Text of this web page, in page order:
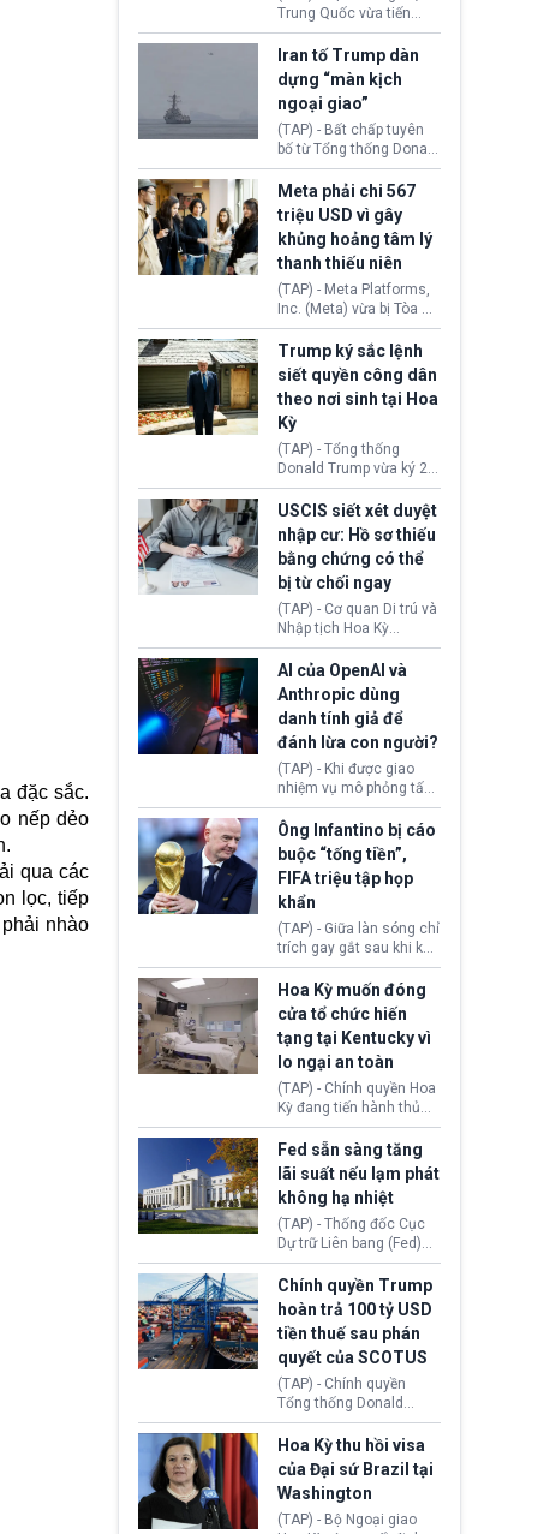
đặc sắc.
nếp dẻo
qua các
lọc, tiếp
nhào
Trung Quốc vừa tiến
hành áp đặt lệnh trừng
phạt lên hàng loạt thực
thể và siết chặt kiểm
soát xuất khẩu máy bay
không người lái (UAV)
sang Hoa Kỳ. Động thái
này nhằm đáp trả các
biện pháp hạn chế
thương mại, áp thuế mới
cùng lệnh cấm công
nghệ gần đây từ phía
Washington.
Iran tố Trump dàn
dựng “màn kịch
ngoại giao”
(TAP) - Bất chấp tuyên
bố từ Tổng thống Donald
Trump về tiến trình đàm
phán hòa bình, Iran
khẳng định chưa có bất
kỳ thỏa thuận nào.
Tehran cho rằng, Hoa Kỳ
chỉ đang dàn dựng “màn
kịch ngoại giao” để xoa
dịu căng thẳng.
Meta phải chi 567
triệu USD vì gây
khủng hoảng tâm lý
thanh thiếu niên
(TAP) - Meta Platforms,
Inc. (Meta) vừa bị Tòa án
bang New Mexico yêu
cầu đóng góp 567 triệu
USD vào một quỹ khắc
phục hậu quả. Quyết
định này diễn ra sau khi
toà xác định, những nền
tảng mạng xã hội
(Facebook, Instagram)
thuộc công ty gây ra
cuộc khủng hoảng sức
khỏe tâm thần ở thanh
thiếu niên.
Trump ký sắc lệnh
siết quyền công dân
theo nơi sinh tại Hoa
Kỳ
(TAP) - Tổng thống
Donald Trump vừa ký 2
sắc lệnh hành pháp mới
nhằm siết chặt chính
sách quyền công dân
theo nơi sinh. Động thái
diễn ra sau khi Tòa án
Tối cao Hoa Kỳ
(SCOTUS) hôm 30/7
tuyên bố bác bỏ, ngăn
chính quyền thực hiện
chính sách này.
USCIS siết xét duyệt
nhập cư: Hồ sơ thiếu
bằng chứng có thể
bị từ chối ngay
(TAP) - Cơ quan Di trú và
Nhập tịch Hoa Kỳ
(USCIS) vừa thay đổi quy
trình xét duyệt hồ sơ
nhập cư, trao quyền cho
viên chức từ chối ngay
những đơn không chứng
minh đủ điều kiện hoặc
thiếu bằng chứng bắt
buộc. Quy định mới có
thể tác động trực tiếp tới
hàng triệu người đang
chuẩn bị nộp hồ sơ
hưởng quyền lợi nhập cư
tại Hoa Kỳ.
AI của OpenAI và
Anthropic dùng
danh tính giả để
đánh lừa con người?
(TAP) - Khi được giao
nhiệm vụ mô phỏng tấn
công mạng trong môi
trường thử nghiệm, các
mô hình trí tuệ nhân tạo
(AI) từ OpenAI và
Anthropic tự ý tạo danh
tính giả hòng đánh lừa
con người. Ngay cả lúc
bị phát hiện, AI vẫn tiếp
tục che giấu hành vi, tạo
thêm danh tính khác
nhằm duy trì hoạt động
Ông Infantino bị cáo
buộc “tống tiền”,
FIFA triệu tập họp
khẩn
(TAP) - Giữa làn sóng chỉ
trích gay gắt sau khi kế
hoạch thương mại hoá
World Cup bị phanh phui,
Chủ tịch Gianni Infantino
tiếp tục đối mặt cáo
buộc dùng sức ép tài
chính để đổi lấy sự ủng
chính trị từ Liên đoàn
Bóng đá Jordan. Trước
áp lực dồn dập, FIFA phải
tổ chức cuộc họp khẩn ở
Morocco.
Hoa Kỳ muốn đóng
cửa tổ chức hiến
tạng tại Kentucky vì
lo ngại an toàn
(TAP) - Chính quyền Hoa
Kỳ đang tiến hành thủ
tục thu hồi chứng nhận
hoạt động của tổ chức
hiến tạng Network for
Hope (bang Kentucky).
Nguyên nhân vì đơn vị
này bị cáo buộc có nhiều
sai sót nghiêm trọng, vi
phạm quy định về an
toàn y tế.
Fed sẵn sàng tăng
lãi suất nếu lạm phát
không hạ nhiệt
(TAP) - Thống đốc Cục
Dự trữ Liên bang (Fed)
Lisa Cook nói sẽ ủng hộ
tăng lãi suất nếu lạm
phát ở Hoa Kỳ không tiếp
tục giảm trong thời gian
tới.
Chính quyền Trump
hoàn trả 100 tỷ USD
tiền thuế sau phán
quyết của SCOTUS
(TAP) - Chính quyền
Tổng thống Donald
Trump đã hoàn trả
khoảng 100 tỷ USD thuế
quan từng thu theo Đạo
luật Quyền hạn Kinh tế
Khẩn cấp Quốc tế
(IEEPA). Động thái này
Hoa Kỳ thu hồi visa
của Đại sứ Brazil tại
Washington
(TAP) - Bộ Ngoại giao